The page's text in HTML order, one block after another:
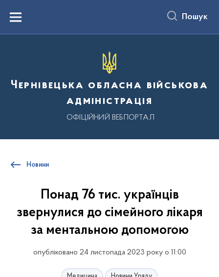
вмістуMenu Пошук
Чернівецька обласна військова
адміністрація
ОФІЦІЙНИЙ ВЕБПОРТАЛ
Новини
Понад 76 тис. українців
звернулися до сімейного лікаря
за ментальною допомогою
опубліковано 24 листопада 2023 року о 11:00